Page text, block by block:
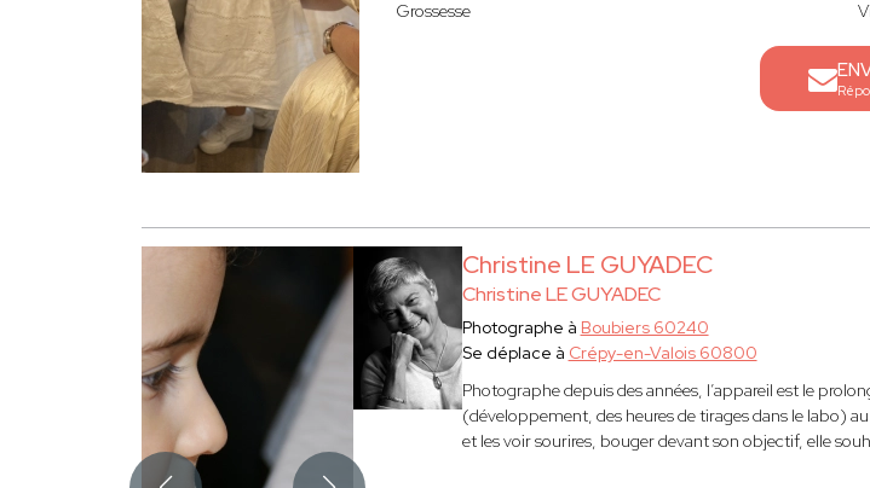
Grossesse
Christine LE GUYADEC
Christine LE GUYADEC
Photographe à Boubiers 60240
Se déplace à Crépy-en-Valois 60800
Photographe depuis des années, l’appareil est le
(développement, des heures de tirages dans le labo)
et les voir sourires, bouger devant son objectif, elle